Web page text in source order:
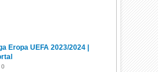
Eropa UEFA 2023/2024 |
0